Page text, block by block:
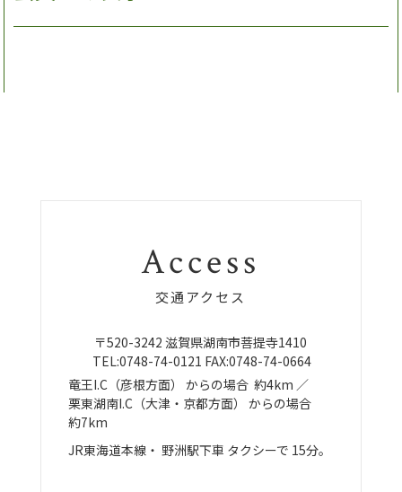
Access
交通アクセス
〒520-3242 滋賀県湖南市菩提寺1410
TEL:0748-74-0121 FAX:0748-74-0664
竜王I.C（彦根方面） からの場合 約4km ／
栗東湖南I.C（大津・京都方面）
からの場合
約7km
JR東海道本線・ 野洲駅下車 タクシーで 15分。